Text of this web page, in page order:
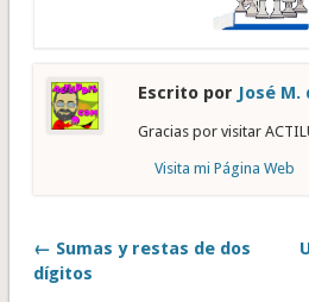
Escrito por José M.
Gracias por visitar
Visita mi Página Web
← Sumas y restas de dos
dígitos